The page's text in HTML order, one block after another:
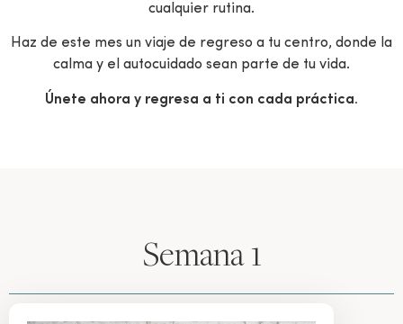
cualquier rutina.
Haz de este mes un viaje de regreso a tu centro, donde la
calma y el autocuidado sean parte de tu vida.
Únete ahora y regresa a ti con cada práctica.
Semana 1